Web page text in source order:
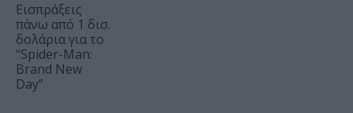
Εισπράξεις
πάνω από 1 δισ.
δολάρια για το
“Spider-Man:
Brand New
Day”